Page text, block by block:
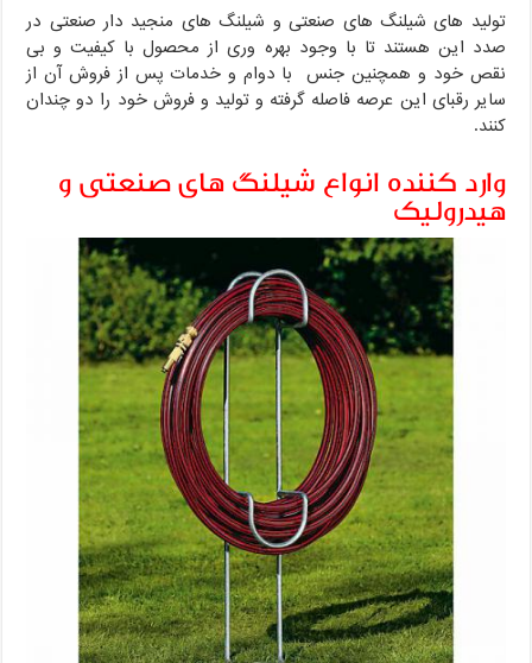
تولید های شیلنگ های صنعتی و شیلنگ های منجید دار صنعتی در
صدد این هستند تا با وجود بهره وری از محصول با کیفیت و بی
نقص خود و همچنین جنس با دوام و خدمات پس از فروش آن از
سایر رقبای این عرصه فاصله گرفته و تولید و فروش خود را دو چندان
کنند.
وارد کننده انواع شیلنگ های صنعتی و
هیدرولیک